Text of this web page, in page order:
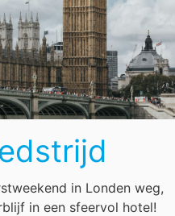
in het sparrenbos.
rondjes draaien op de
in het centrum van
in Londen weg,
in een sfeervol hotel!